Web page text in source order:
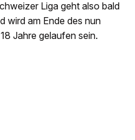
Liga geht also bald
wird am Ende des nun
Jahre gelaufen sein.